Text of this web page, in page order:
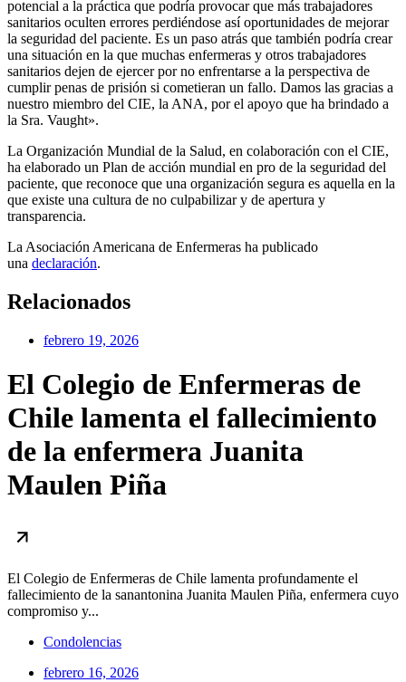
potencial a la práctica que podría provocar que más trabajadores
sanitarios oculten errores perdiéndose así oportunidades de mejorar
la seguridad del paciente. Es un paso atrás que también podría crear
una situación en la que muchas enfermeras y otros trabajadores
sanitarios dejen de ejercer por no enfrentarse a la perspectiva de
cumplir penas de prisión si cometieran un fallo. Damos las gracias a
nuestro miembro del CIE, la ANA, por el apoyo que ha brindado a
la Sra. Vaught».
La Organización Mundial de la Salud, en colaboración con el CIE,
ha elaborado un Plan de acción mundial en pro de la seguridad del
paciente, que reconoce que una organización segura es aquella en la
que existe una cultura de no culpabilizar y de apertura y
transparencia.
La Asociación Americana de Enfermeras ha publicado
una declaración.
Relacionados
febrero 19, 2026
El Colegio de Enfermeras de
Chile lamenta el fallecimiento
de la enfermera Juanita
Maulen Piña
El Colegio de Enfermeras de Chile lamenta profundamente el
fallecimiento de la sanantonina Juanita Maulen Piña, enfermera cuyo
compromiso y...
Condolencias
febrero 16, 2026